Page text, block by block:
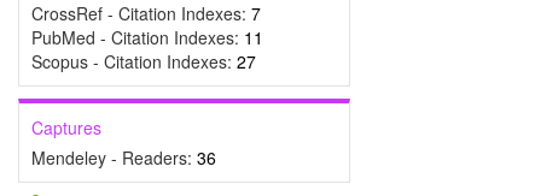
CrossRef - Citation Indexes: 7
PubMed - Citation Indexes: 11
Scopus - Citation Indexes: 27
Captures
Mendeley - Readers: 36